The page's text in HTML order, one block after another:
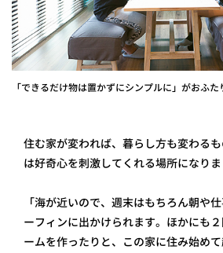
「できるだけ物は置かずにシンプルに」がおふた
住む家が変われば、暮らし方も変わる
は好奇心を刺激してくれる場所になりま
「海が近いので、週末はもちろん朝や
ーフィンに出かけられます。ほかにも
ームを作ったりと、この家に住み始め